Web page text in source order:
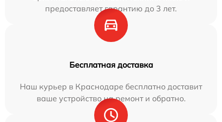
предоставляет гарантию до 3 лет.
Бесплатная доставка
Наш курьер в Краснодаре бесплатно доставит
ваше устройство на ремонт и обратно.